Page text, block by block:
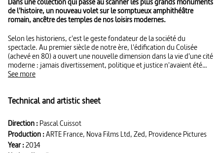
de l'histoire, un nouveau volet sur le somptueux amphithéâtre
romain, ancêtre des temples de nos loisirs modernes.
Selon les historiens, c'est le geste fondateur de la société du
spectacle. Au premier siècle de notre ère, l'édification du Colisée
(achevé en 80) a ouvert une nouvelle dimension dans la vie d'une cité
moderne : jamais divertissement, politique et justice n'avaient été
rassemblés dans un lieu aussi colossal, populaire et fonctionnel. Plus
réussissant la synthèse des savoirs architecturaux les plus avancés de
l'amphithéâtre. Ses visées sont politiques : rien n'est trop beau pour
courtiser son peuple, impressionner ses adversaires locaux et
décourager les ennemis d'un Empire qui succède à la Grèce comme
superpuissance occidentale. Il faudra moins de dix ans pour
See more
Technical and artistic sheet
Direction :Pascal Cuissot
Production :ARTE France, Nova Films Ltd, Zed, Providence Pictures
Year :2014